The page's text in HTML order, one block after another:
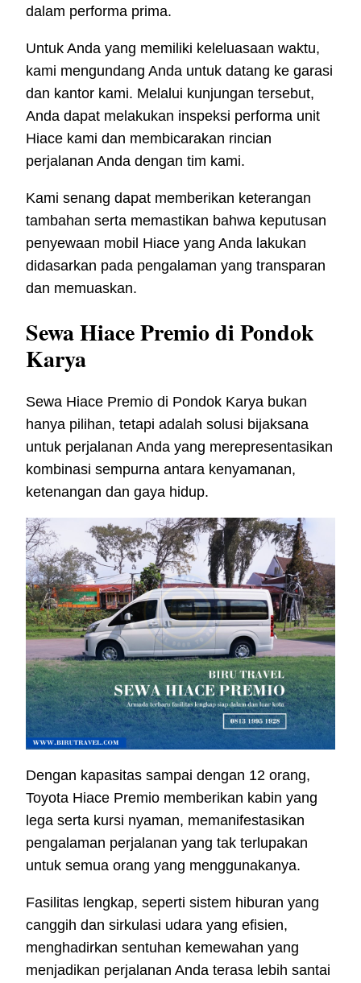
dalam performa prima.
Untuk Anda yang memiliki keleluasaan waktu,
kami mengundang Anda untuk datang ke garasi
dan kantor kami. Melalui kunjungan tersebut,
Anda dapat melakukan inspeksi performa unit
Hiace kami dan membicarakan rincian
perjalanan Anda dengan tim kami.
Kami senang dapat memberikan keterangan
tambahan serta memastikan bahwa keputusan
penyewaan mobil Hiace yang Anda lakukan
didasarkan pada pengalaman yang transparan
dan memuaskan.
Sewa Hiace Premio di Pondok
Karya
Sewa Hiace Premio di Pondok Karya bukan
hanya pilihan, tetapi adalah solusi bijaksana
untuk perjalanan Anda yang merepresentasikan
kombinasi sempurna antara kenyamanan,
ketenangan dan gaya hidup.
Dengan kapasitas sampai dengan 12 orang,
Toyota Hiace Premio memberikan kabin yang
lega serta kursi nyaman, memanifestasikan
pengalaman perjalanan yang tak terlupakan
untuk semua orang yang menggunakanya.
Fasilitas lengkap, seperti sistem hiburan yang
canggih dan sirkulasi udara yang efisien,
menghadirkan sentuhan kemewahan yang
menjadikan perjalanan Anda terasa lebih santai